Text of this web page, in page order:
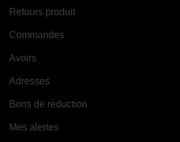
Retours produit
Commandes
Avoirs
Adresses
Bons de réduction
Mes alertes